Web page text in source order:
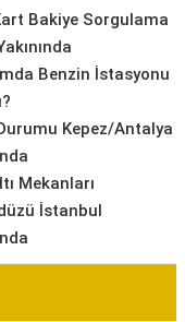
Bakiye Sorgulama
Benzin İstasyonu
Kepez/Antalya
Mekanları
İstanbul